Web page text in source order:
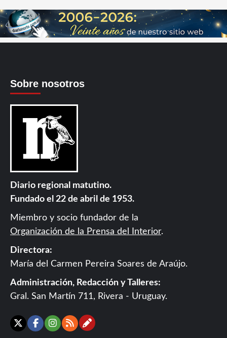
Sobre nosotros
Diario regional matutino.
Fundado el 22 de abril de 1953.
Miembro y socio fundador de la
Organización de la Prensa del Interior.
Directora:
María del Carmen Pereira Soares de Araújo.
Administración, Redacción y Talleres:
Gral. San Martín 711, Rivera - Uruguay.
X Facebook
Instagram
RSSContáctanos